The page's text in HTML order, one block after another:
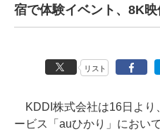
宿で体験イベント、8K
リスト
KDDI株式会社は16日より
ービス「auひかり」におい